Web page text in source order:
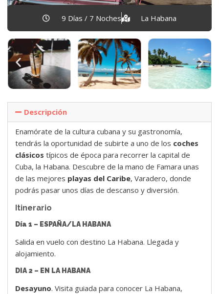
9 Días / 7 Noches La Habana
Descripción
Enamórate de la cultura cubana y su gastronomía,
tendrás la oportunidad de subirte a uno de los coches
clásicos típicos de época para recorrer la capital de
Cuba, la Habana. Descubre de la mano de Famara unas
de las mejores playas del Caribe, Varadero, donde
podrás pasar unos días de descanso y diversión.
Itinerario
Día 1 – ESPAÑA/LA HABANA
Salida en vuelo con destino La Habana. Llegada y
alojamiento.
DIA 2 – EN LA HABANA
Desayuno. Visita guiada para conocer La Habana,